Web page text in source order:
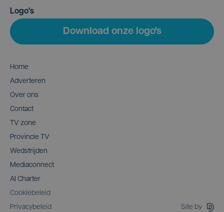
Logo's
Download onze logo's
Home
Adverteren
Over ons
Contact
TV zone
Provincie TV
Wedstrijden
Mediaconnect
AI Charter
Cookiebeleid
Privacybeleid
Site by